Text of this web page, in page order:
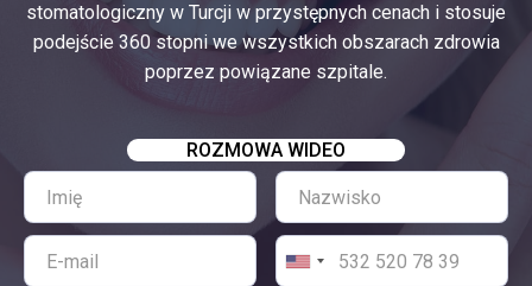
stomatologiczny w Turcji w przystępnych cenach i stosuje
podejście 360 stopni we wszystkich obszarach zdrowia
poprzez powiązane szpitale.
ROZMOWA WIDEO